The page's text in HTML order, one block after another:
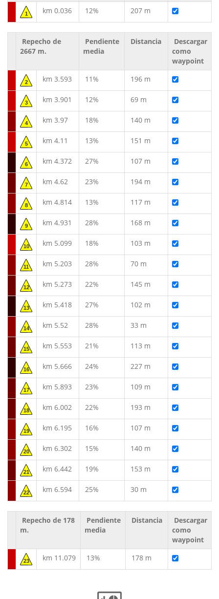
1 km 0.036 12% 207 m
Repecho de
2667 m.
Pendiente
media
Distancia
Descargar
como
waypoint
2 km 3.593 11% 196 m
3 km 3.901 12% 69 m
4 km 3.97 18% 140 m
5 km 4.11 13% 151 m
6 km 4.372 27% 107 m
7 km 4.62 23% 194 m
8 km 4.814 13% 117 m
9 km 4.931 28% 168 m
10 km 5.099 18% 103 m
11 km 5.203 28% 70 m
12 km 5.273 22% 145 m
13 km 5.418 27% 102 m
14 km 5.52 28% 33 m
15 km 5.553 21% 113 m
16 km 5.666 24% 227 m
17 km 5.893 23% 109 m
18 km 6.002 22% 193 m
19 km 6.195 16% 107 m
20 km 6.302 15% 140 m
21 km 6.442 19% 153 m
22 km 6.594 25% 30 m
Repecho de 178
m.
Pendiente
media
Distancia
Descargar
como
waypoint
23 km 11.079 13% 178 m